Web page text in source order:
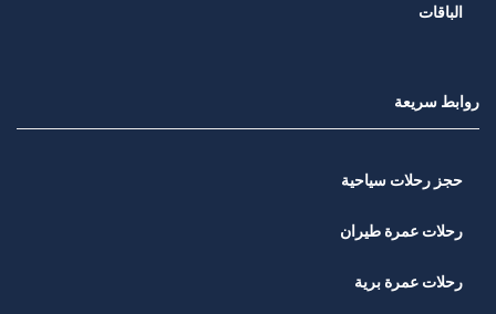
الباقات
روابط سريعة
حجز رحلات سياحية
رحلات عمرة طيران
رحلات عمرة برية